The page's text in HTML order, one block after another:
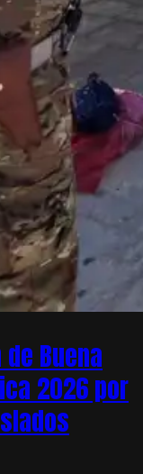
Buena
2026 por